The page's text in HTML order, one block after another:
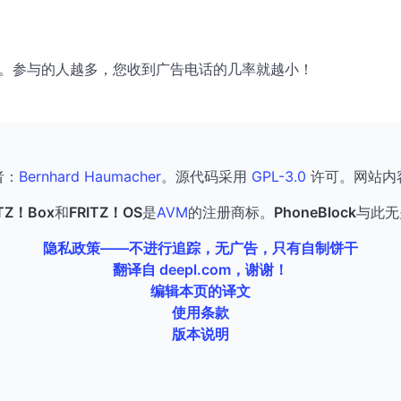
与的人越多，您收到广告电话的几率就越小！
Bernhard Haumacher。源代码采用 GPL-3.0 许可。网站
！Box和FRITZ！OS是AVM的注册商标。 PhoneBlock与此
隐私政策——不进行追踪，无广告，只有自制饼干
翻译自 deepl.com，谢谢！
编辑本页的译文
使用条款
版本说明